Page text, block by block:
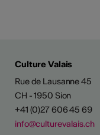
Culture Valais
Rue de Lausanne 45
CH - 1950 Sion
+41 (0)27 606 45 69
info@culturevalais.ch